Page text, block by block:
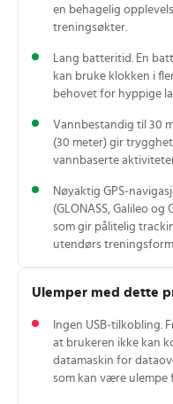
en behagelig
treningsøkter.
Lang batteritid. En
kan bruke klokken i
behovet for hyppige
Vannbestandig til 30
(30 meter) gir
vannbaserte
Nøyaktig
(GLONASS, Galileo
som gir pålitelig
utendørs
Ulemper med dette
Ingen USB‑tilkobling.
at brukeren ikke kan
datamaskin for
som kan være ulempe